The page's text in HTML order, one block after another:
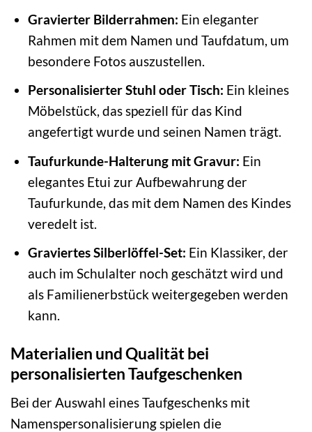
Gravierter Bilderrahmen: Ein eleganter
Rahmen mit dem Namen und Taufdatum, um
besondere Fotos auszustellen.
Personalisierter Stuhl oder Tisch: Ein kleines
Möbelstück, das speziell für das Kind
angefertigt wurde und seinen Namen trägt.
Taufurkunde-Halterung mit Gravur: Ein
elegantes Etui zur Aufbewahrung der
Taufurkunde, das mit dem Namen des Kindes
veredelt ist.
Graviertes Silberlöffel-Set: Ein Klassiker, der
auch im Schulalter noch geschätzt wird und
als Familienerbstück weitergegeben werden
kann.
Materialien und Qualität bei
personalisierten Taufgeschenken
Bei der Auswahl eines Taufgeschenks mit
Namenspersonalisierung spielen die